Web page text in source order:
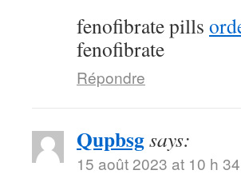
fenofibrate pills
fenofibrate
Répondre
Qupbsgsays:
15 août 2023 at 10 h